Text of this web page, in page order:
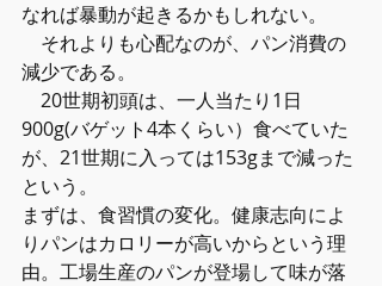
なれば暴動が起きるかもしれない。
それよりも心配なのが、パン消費の
減少である。
20世期初頭は、一人当たり1日
900g(バゲット4本くらい）食べていた
が、21世期に入っては153gまで減った
という。
まずは、食習慣の変化。健康志向によ
りパンはカロリーが高いからという理
由。工場生産のパンが登場して味が落